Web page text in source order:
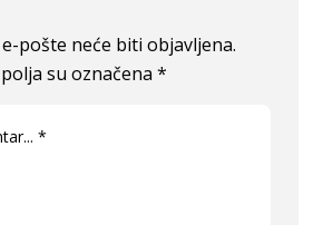
pošte neće biti objavljena.
su označena*